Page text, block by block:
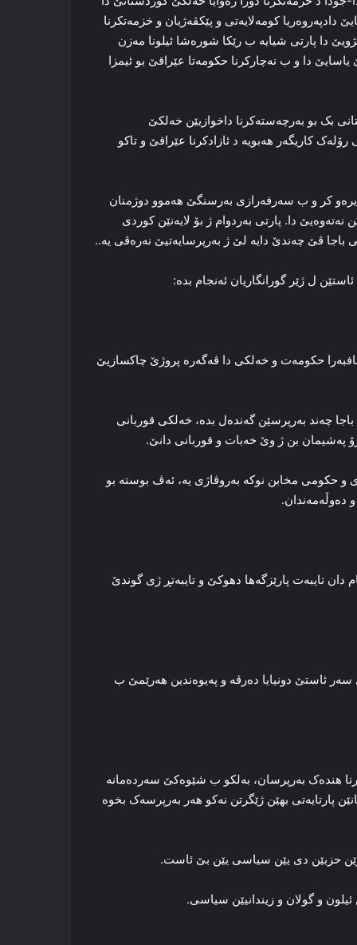
دادپەروەریا کومەلایەتی و پێکڤەژیان و خزمەتکرنا
دا پارتی شیایە ب رێکا شورەشا ئیلونا مەزن
دا و ب نەچارکرنا حکومەتا عێراقێ بو ئیمزا
کوردستانی بک بو بەرچەستەکرنا داخوازیێن خەلکێ
کاریگەر هەبویە د ئازادکرنا عێراقێ و تاکو
کر و ب سەرفەرازی بەرسنگێ هەموو دوژمنان
دا. پارتی بەردوام ژ بۆ لایەنێن کوردی
باجا ڤێ چەندێ دایە لێ ژ بەرپرسایەتیێ نەرەڤی یە..
ل ژێر گورانگاریان ئەنجام بدە:
حکومەت و خەلکی دا ڤەگەرە پروژێ چاکسازیێ
چەند بەرپرسێن گەندەل بدە، خەلکی قوربانی
پەشیمان بن ژ وێ خەبات و قوربانی دانێ.
و حکومی مخابن نوکە بەروڤاژی یە، ئەڤ بوستە بو
دەوڵەمەندان.
دان تایبەت پارێزگەها دهوکێ و تایبەتڕ ژی گوندێ
سەر ئاستێ دونیایا دەرڤە و پەیوەندین هەرێمێ ب
ژ مایتێکرنا هندەک بەرپرسان، بەلکو ب شێوەکێ سەردەمانە
پارتایەتی بهێن ژێگرتن نەکو هەر بەرپرسەک بخوە